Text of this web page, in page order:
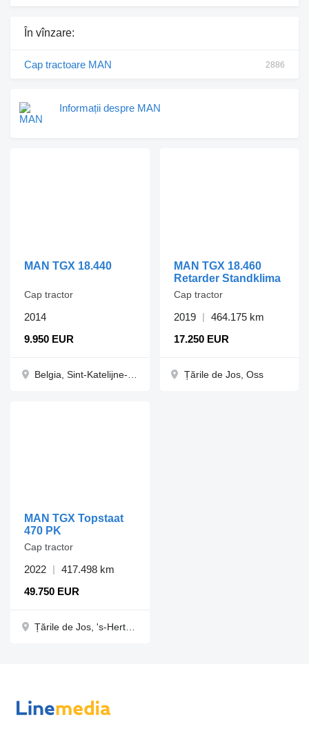
În vînzare:
Cap tractoare MAN 2886
Informații despre MAN
MAN TGX 18.440
9.950 EUR
Cap tractor
2014
MAN TGX 18.460
Retarder Standklima
17.250 EUR
Cap tractor
2019 464.175 km
Țările de Jos, Oss
MAN TGX Topstaat
470 PK
49.750 EUR
Cap tractor
2022 417.498 km